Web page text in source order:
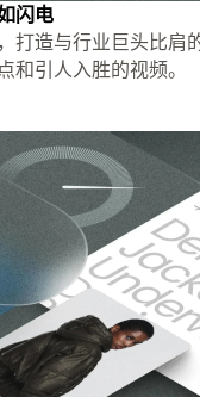
闪电
打造与行业巨头比肩
和引人入胜的视频。